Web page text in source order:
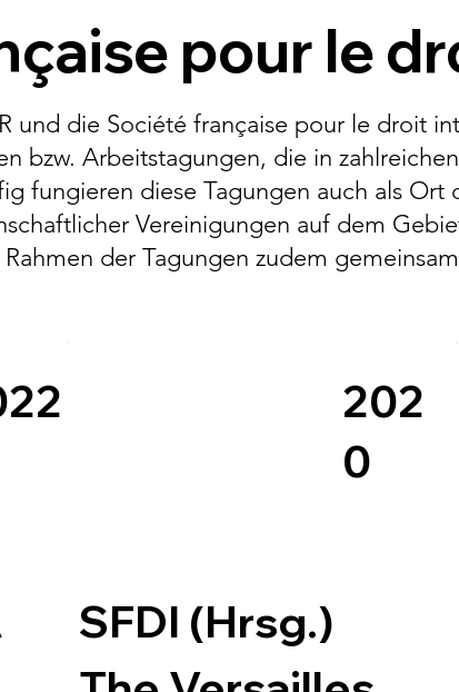
çaise pour le
und die Société française pour le droit
bzw. Arbeitstagungen, die in
fungieren diese Tagungen auch als Ort
Vereinigungen auf dem
der Tagungen zudem
202
0
SFDI (Hrsg.)